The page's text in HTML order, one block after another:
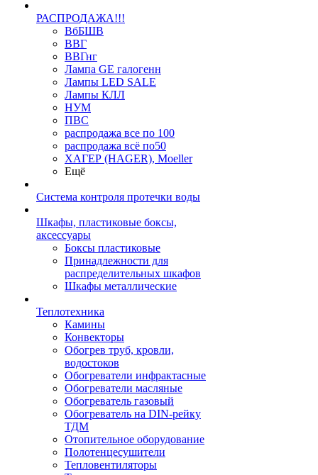
РАСПРОДАЖА!!!
ВбБШВ
ВВГ
ВВГнг
Лампа GE галогенн
Лампы LED SALE
Лампы КЛЛ
НУМ
ПВС
распродажа все по 100
распродажа всё по50
ХАГЕР (HAGER), Moeller
Ещё
Система контроля протечки воды
Шкафы, пластиковые боксы,
аксессуары
Боксы пластиковые
Принадлежности для
распределительных шкафов
Шкафы металлические
Теплотехника
Камины
Конвекторы
Обогрев труб, кровли,
водостоков
Обогреватели инфрактасные
Обогреватели масляные
Обогреватель газовый
Обогреватель на DIN-рейку
ТДМ
Отопительное оборудование
Полотенцесушители
Тепловентиляторы